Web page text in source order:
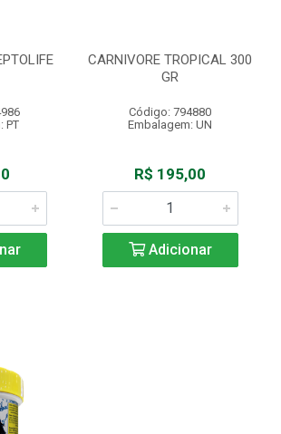
PT
CARNIVORE TROPICAL 300
GR
Código: 794880
Embalagem: UN
R$ 195,00
Adicionar